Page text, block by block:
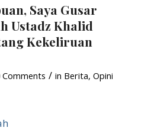
Saya Gusar
Ustadz Khalid
Kekeliruan
Comments / in Berita, Opini